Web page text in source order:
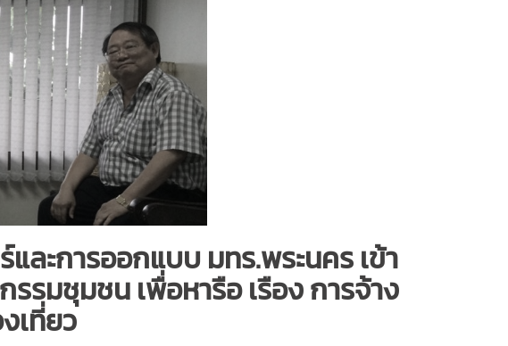
ะการออกแบบ มทร.พระนคร เข้า
มชุมชน เพื่อหารือ เรือง การจ้าง
เที่ยว